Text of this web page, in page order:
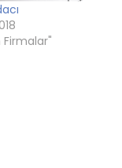
Firmalar"